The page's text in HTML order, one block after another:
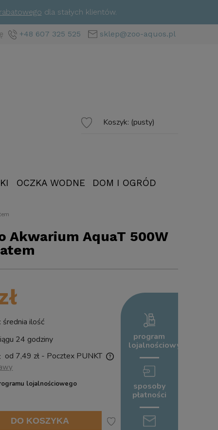
dla stałych klientów.
+48 607 325 525 sklep@zoo-aquos.pl
Koszyk: (pusty)
OCZKA WODNE DOM I OGRÓD
Akwarium AquaT 500W
średnia ilość
24 godziny
od 7,49 zł - Pocztex PUNKT
lojalnościowego
DO KOSZYKA
program
lojalnościowy
sposoby
płatności